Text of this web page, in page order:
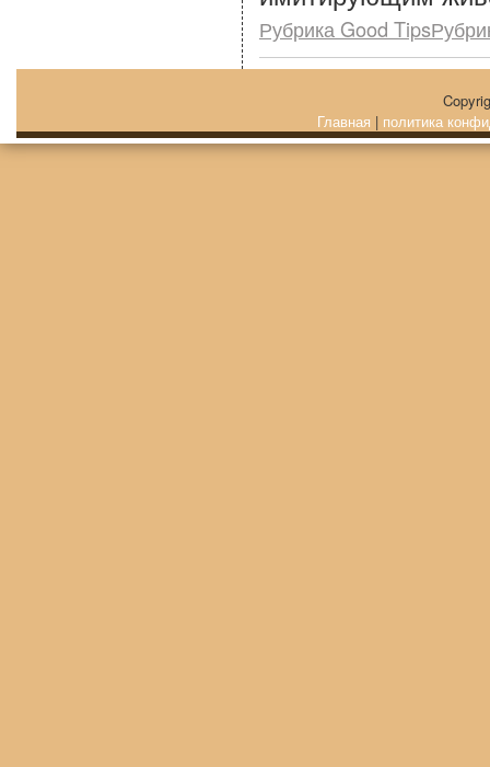
Рубрика Good
Главная | политика